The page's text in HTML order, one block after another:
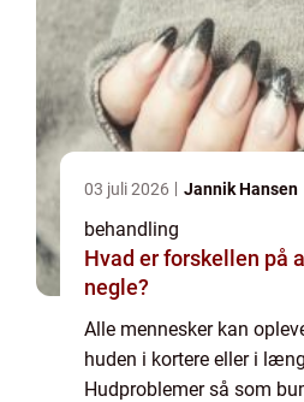
03 juli 2026 Jannik Hansen
behandling
Hvad er forskellen på
negle?
Alle mennesker kan
huden i kortere eller i
Hudproblemer så som